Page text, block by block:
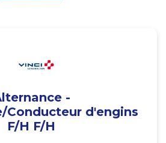
-
Conducteur d'engins
F/H F/H